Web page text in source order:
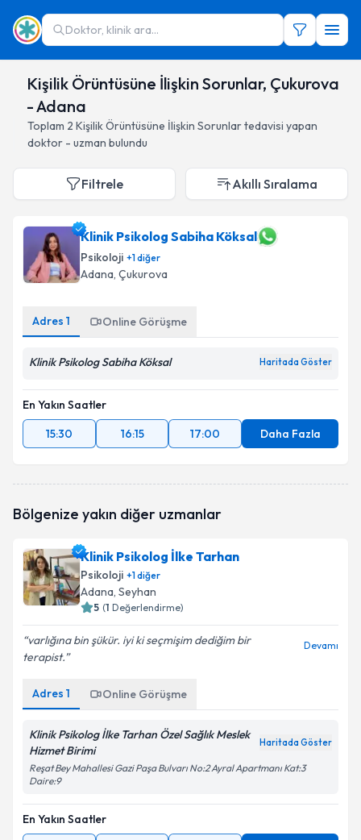
Doktor, klinik ara...
Kişilik Örüntüsüne İlişkin Sorunlar, Çukurova
- Adana
Toplam 2 Kişilik Örüntüsüne İlişkin Sorunlartedavisi yapan
doktor - uzman bulundu
Filtrele Akıllı Sıralama
Klinik Psikolog Sabiha Köksal
Psikoloji +1diğer
Adana, Çukurova
Adres 1 Online Görüşme
Klinik Psikolog Sabiha Köksal Haritada Göster
En Yakın Saatler
15:30
16:15 17:00 Daha Fazla
Bölgenize yakın diğer uzmanlar
Klinik Psikolog İlke Tarhan
Psikoloji +1diğer
Adana, Seyhan
5 (1 Değerlendirme)
varlığına bin şükür. iyi ki seçmişim dediğim bir
terapist.
Devamı
Adres 1 Online Görüşme
Klinik Psikolog İlke Tarhan Özel Sağlık Meslek
Hizmet Birimi
Haritada Göster
Reşat Bey Mahallesi Gazi Paşa Bulvarı No:2 Ayral Apartmanı Kat:3
Daire:9
En Yakın Saatler